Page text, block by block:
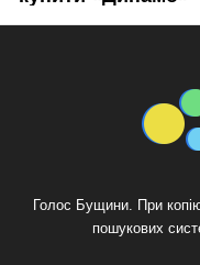
Голос Бущини. При
пошукових